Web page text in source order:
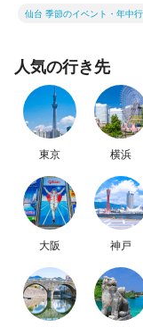
仙台 季節のイベント・年中
人気の行き先
東京 横浜
大阪 神戸